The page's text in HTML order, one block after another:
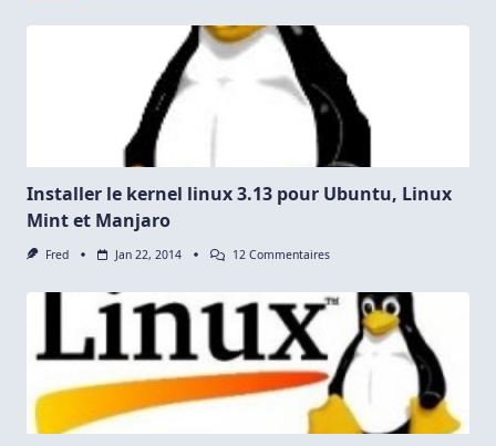
Installer le kernel linux 3.13 pour Ubuntu, Linux
Mint et Manjaro
Fred Jan 22, 2014 12 CommentairesSur
Kernel
3.13
Pour
Ubuntu,
Linux
Mint
Manjaro